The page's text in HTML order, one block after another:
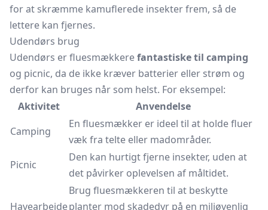
for at skræmme kamuflerede insekter frem, så de
lettere kan fjernes.
Udendørs brug
Udendørs er fluesmækkerefantastiske til camping
og picnic, da de ikke kræver batterier eller strøm og
derfor kan bruges når som helst. For eksempel:
Aktivitet
Anvendelse
Camping
En fluesmækker er ideel til at holde fluer
væk fra telte eller madområder.
Picnic
Den kan hurtigt fjerne insekter, uden at
det påvirker oplevelsen af måltidet.
Havearbejde
Brug fluesmækkeren til at beskytte
planter mod skadedyr på en miljøvenlig